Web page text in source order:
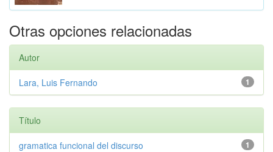
Otras opciones relacionadas
Autor
1
Lara, Luis Fernando
Título
1
gramatica funcional del discurso